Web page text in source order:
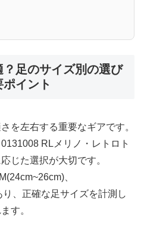
足のサイズ別の選び
イント
を左右する重要なギアです。
RLメリノ・レトロト
じた選択が大切です。
、
、正確な足サイズを計測し
す。